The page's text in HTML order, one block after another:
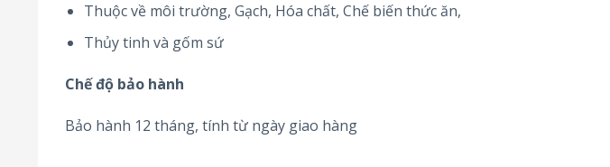
Thuộc về môi trường, Gạch, Hóa chất, Chế biến thức ăn,
Thủy tinh và gốm sứ
Chế độ bảo hành
Bảo hành 12 tháng, tính từ ngày giao hàng